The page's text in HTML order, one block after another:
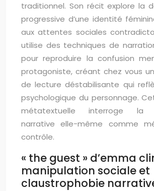
traditionnel. Son récit explore la
progressive d’une identité
aux attentes sociales
utilise des techniques de
pour reproduire la confusion
protagoniste, créant chez vous
de lecture déstabilisante qui
psychologique du personnage.
métatextuelle interroge la
narrative elle-même comme
contrôle.
« the guest » d’emma
manipulation sociale et
claustrophobie